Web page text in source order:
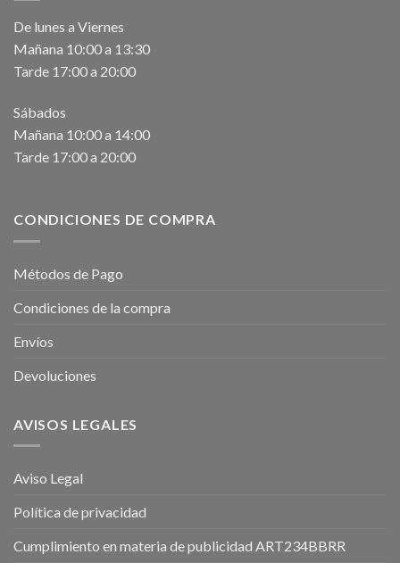
De lunes a Viernes
Mañana 10:00 a 13:30
Tarde 17:00 a 20:00
Sábados
Mañana 10:00 a 14:00
Tarde 17:00 a 20:00
CONDICIONES DE COMPRA
Métodos de Pago
Condiciones de la compra
Envíos
Devoluciones
AVISOS LEGALES
Aviso Legal
Política de privacidad
Cumplimiento en materia de publicidad ART234BBRR